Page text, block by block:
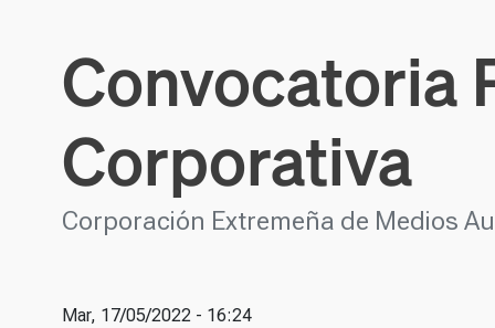
Convocatoria
Corporativa
Corporación Extremeña de Medios
Mar, 17/05/2022 - 16:24